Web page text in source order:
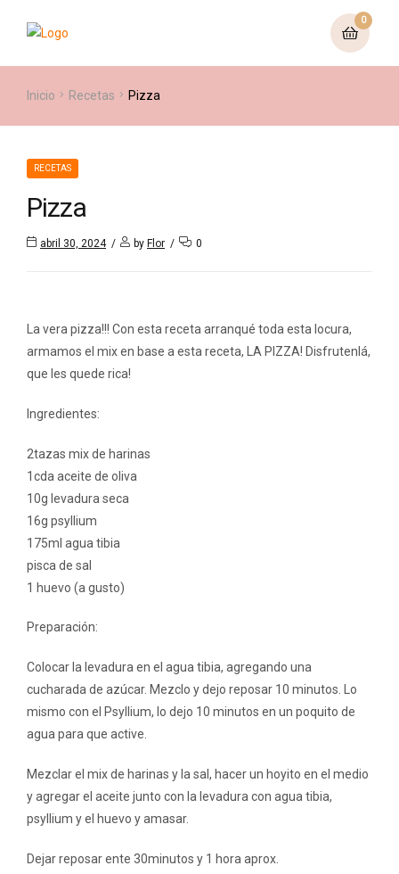
0
Inicio Recetas Pizza
RECETAS
Pizza
abril 30, 2024 by Flor 0
La vera pizza!!! Con esta receta arranqué toda esta locura,
armamos el mix en base a esta receta, LA PIZZA! Disfrutenlá,
que les quede rica!
Ingredientes:
2tazas mix de harinas
1cda aceite de oliva
10g levadura seca
16g psyllium
175ml agua tibia
pisca de sal
1 huevo (a gusto)
Preparación:
Colocar la levadura en el agua tibia, agregando una
cucharada de azúcar. Mezclo y dejo reposar 10 minutos. Lo
mismo con el Psyllium, lo dejo 10 minutos en un poquito de
agua para que active.
Mezclar el mix de harinas y la sal, hacer un hoyito en el medio
y agregar el aceite junto con la levadura con agua tibia,
psyllium y el huevo y amasar.
Dejar reposar ente 30minutos y 1 hora aprox.